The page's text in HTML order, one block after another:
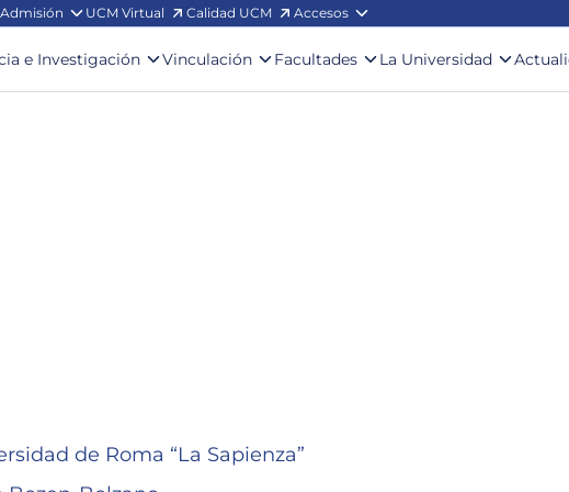
Admisión UCM Virtual Calidad UCM Accesos
e Investigación Vinculación Facultades La Universidad
de Roma “La Sapienza”